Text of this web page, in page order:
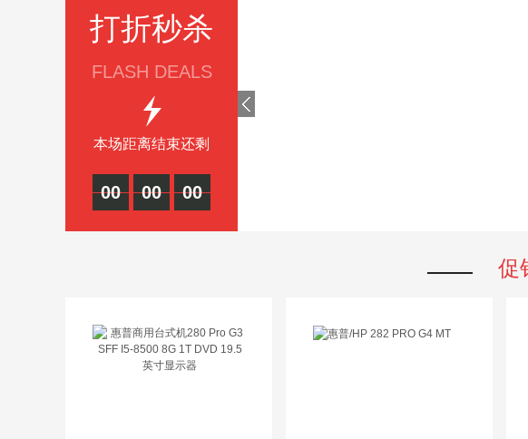
打折秒杀
FLASH DEALS
本场距离结束还剩
00 00 00
促